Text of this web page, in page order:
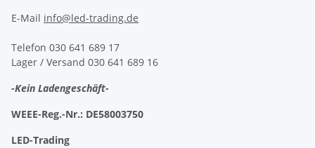
E-Mail info@led-trading.de
Telefon 030 641 689 17
Lager / Versand 030 641 689 16
-Kein Ladengeschäft-
WEEE-Reg.-Nr.: DE58003750
LED-Trading